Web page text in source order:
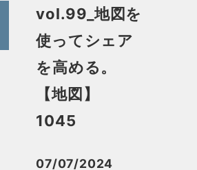
vol.99_地図を
使ってシェア
を高める。
【地図】
1045
07/07/2024